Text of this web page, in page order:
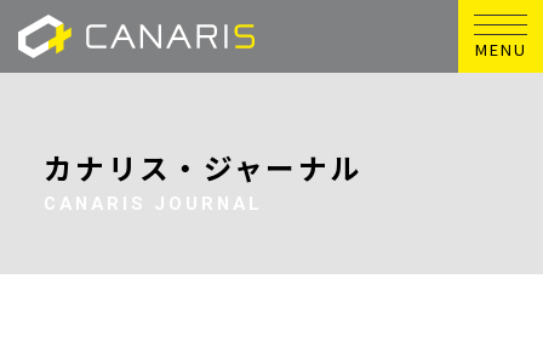
MENU
カナリス・ジャーナル
CANARIS JOURNAL